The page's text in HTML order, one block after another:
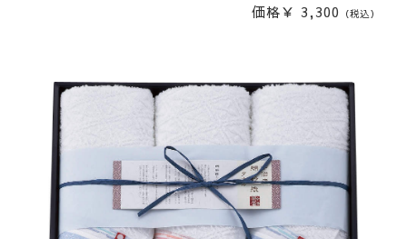
価格￥ 3,300 （税込）